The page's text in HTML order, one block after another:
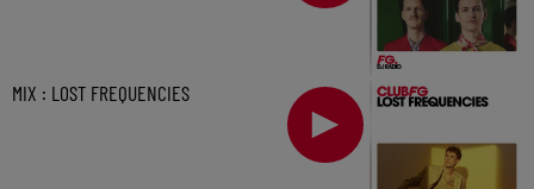
MIX : LOST FREQUENCIES